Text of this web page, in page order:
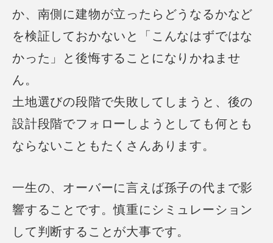
か、 南側に建物が立ったらどうなるかなど
を検証しておかないと
「こんなはずではな
かった」と後悔することになりかねませ
ん。
土地選びの段階で失敗してしまうと、後の
設計段階でフォローしようとしても何とも
ならないこともたくさんあります。
一生の、オーバーに言えば孫子の代まで影
響することです。慎重にシミュレーション
して判断することが大事です。